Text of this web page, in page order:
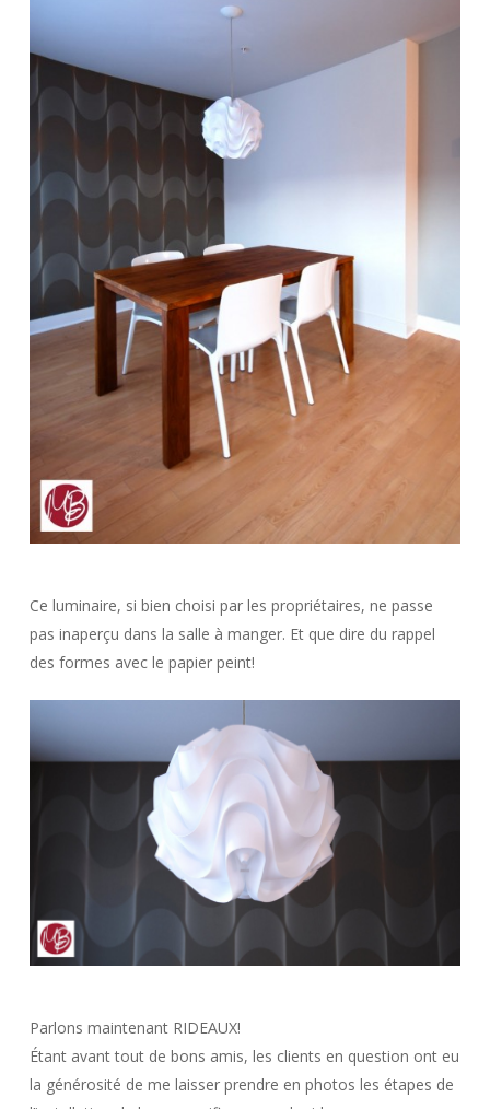
Ce luminaire, si bien choisi par les propriétaires, ne passe
pas inaperçu dans la salle à manger. Et que dire du rappel
des formes avec le papier peint!
Parlons maintenant RIDEAUX!
Étant avant tout de bons amis, les clients en question ont eu
la générosité de me laisser prendre en photos les étapes de